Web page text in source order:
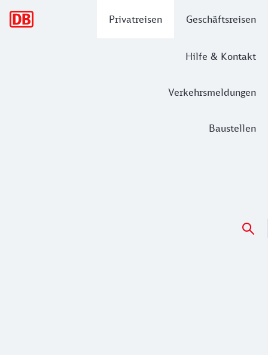
Privatreisen Geschäftsreisen
Hilfe & Kontakt
Verkehrsmeldungen
Baustellen